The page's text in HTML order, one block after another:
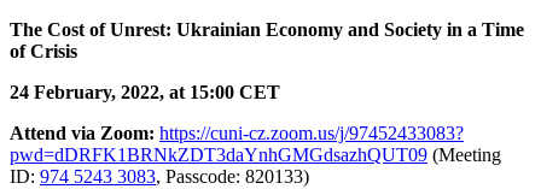
The Cost of Unrest: Ukrainian Economy and Society in a Time
of Crisis
24 February, 2022, at 15:00 CET
Attend via Zoom: https://cuni-cz.zoom.us/j/97452433083?
pwd=dDRFK1BRNkZDT3daYnhGMGdsazhQUT09 (Meeting
ID: 974 5243 3083, Passcode: 820133)